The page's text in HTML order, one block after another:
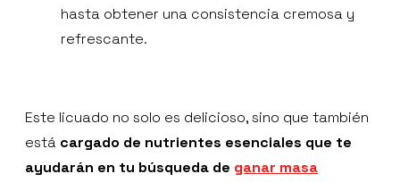
hasta obtener una consistencia cremosa y
refrescante.
Este licuado no solo es delicioso, sino que también
está cargado de nutrientes esenciales que te
ayudarán en tu búsqueda de ganar masa